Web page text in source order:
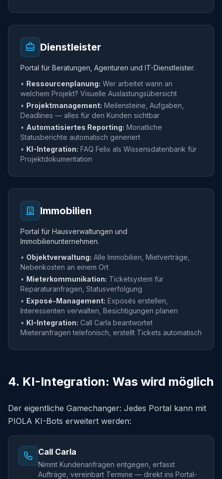
Dienstleister
Portal für Beratungen, Agenturen und IT-Dienstleister.
• Ressourcenplanung: Wer arbeitet wann an
welchem Projekt? Visuelle Auslastungsübersicht
• Projektmanagement: Meilensteine, Aufgaben,
Deadlines — alles für den Kunden sichtbar
• Automatisiertes Reporting: Monatliche
Statusberichte automatisch generiert
• KI-Integration: FAQ Felix als Wissensdatenbank für
Projektdokumentation
Immobilien
Portal für Hausverwaltungen und
Immobilienunternehmen.
• Objektverwaltung: Alle Immobilien, Mietverträge,
Nebenkosten an einem Ort
• Mieterkommunikation: Ticketsystem für
Reparaturanfragen, Statusverfolgung
• Exposé-Management: Exposés erstellen,
Interessenten verwalten, Besichtigungen planen
• KI-Integration: Call Carla beantwortet
Mieteranfragen telefonisch, erstellt Tickets automatisch
4. KI-Integration: Was wird möglich
Der eigentliche Gamechanger: Jedes Portal kann mit
PIOLA KI-Bots erweitert werden:
Call Carla
Nimmt Kundenanfragen entgegen, erfasst
Aufträge, vereinbart Termine — direkt ins Portal-